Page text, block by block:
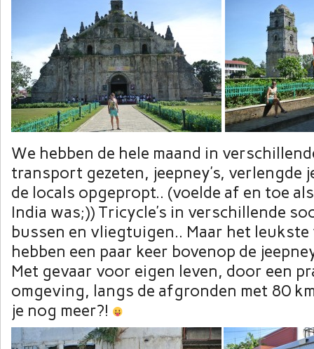
We hebben de hele maand in
transport gezeten, jeepney’s, verlengde
de locals opgepropt.. (voelde af en toe
India was;)) Tricycle’s in verschillende
bussen en vliegtuigen.. Maar het leukste
hebben een paar keer bovenop de
Met gevaar voor eigen leven, door een
omgeving, langs de afgronden met 80
je nog meer?!